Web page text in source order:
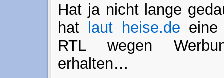
Hat ja nicht lange
hat
laut heise.de eine
RTL wegen
erhalten…